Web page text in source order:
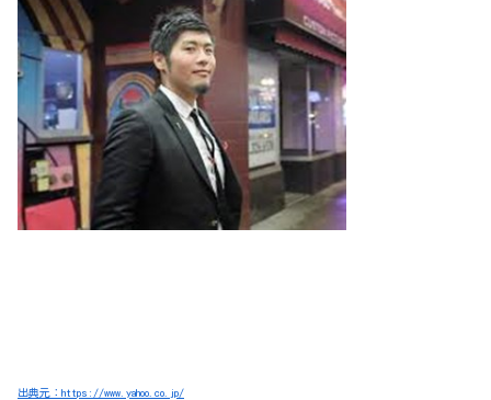
出典元：https://www.yahoo.co.jp/